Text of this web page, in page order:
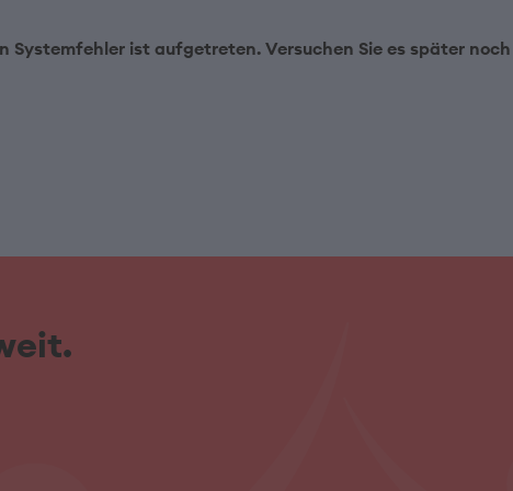
Systemfehler ist aufgetreten. Versuchen Sie es später